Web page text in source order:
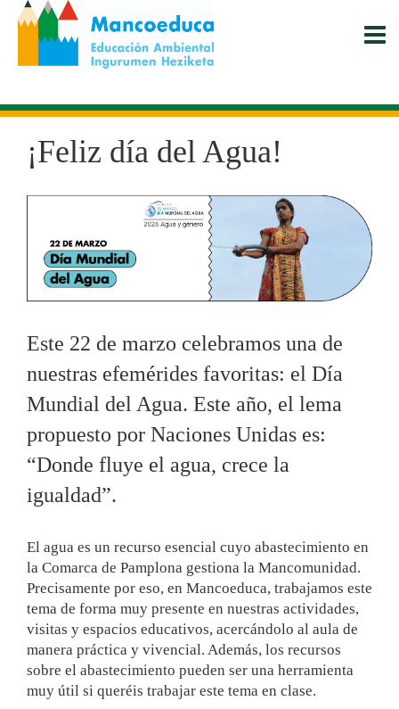
Pasar
contenido
principal
¡Feliz día del Agua!
Este 22 de marzo celebramos una de
nuestras efemérides favoritas: el Día
Mundial del Agua. Este año, el lema
propuesto por Naciones Unidas es:
“Donde fluye el agua, crece la
igualdad”.
El agua es un recurso esencial cuyo abastecimiento en
la Comarca de Pamplona gestiona la Mancomunidad.
Precisamente por eso, en Mancoeduca, trabajamos este
tema de forma muy presente en nuestras actividades,
visitas y espacios educativos, acercándolo al aula de
manera práctica y vivencial. Además, los recursos
sobre el abastecimiento pueden ser una herramienta
muy útil si queréis trabajar este tema en clase.